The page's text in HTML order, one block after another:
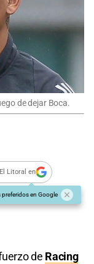
de dejar Boca.
Litoral en
en Google
de Racing